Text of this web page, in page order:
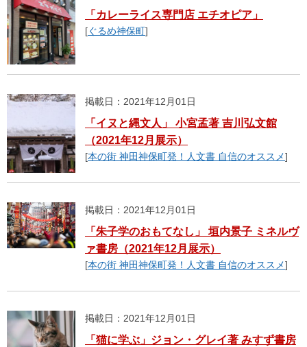
「カレーライス専門店 エチオピア」
[ぐるめ神保町]
掲載日：2021年12月01日
「イヌと縄文人」 小宮孟著 吉川弘文館
（2021年12月展示）
[本の街 神田神保町発！人文書 自信のオススメ]
掲載日：2021年12月01日
「朱子学のおもてなし」 垣内景子 ミネルヴ
ァ書房（2021年12月展示）
[本の街 神田神保町発！人文書 自信のオススメ]
掲載日：2021年12月01日
「猫に学ぶ」ジョン・グレイ著 みすず書房